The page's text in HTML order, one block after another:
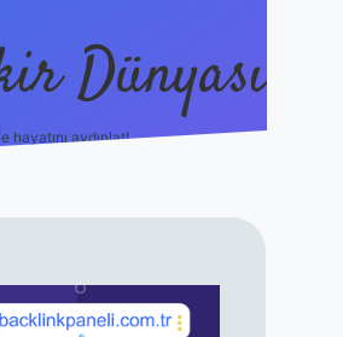
Dünyası
hayatını aydınlat!
ilbet canlı